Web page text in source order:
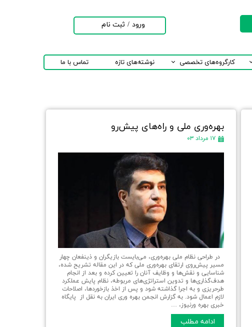
کارگروه‌های تخصصی نوشته‌های تازه تماس با ما
ورود / ثبت نام
تغییر گذر واژه
کاربری
بهره‌وری ملی و راه‌های پیش‌رو
۱۷ مرداد ۰۳
در طراحی نظام ملی بهره‌وری، می‌بایست بازیگران و ذینفعان چهار
مسیر پیش‌روی ارتقای بهره‌وری ملی که در این مقاله تشریح شده،
شناسایی و نقش‌ها و وظایف آنان را تعیین کرده و بعد از انجام
هدف‌گذاری‌ها و تدوین استراتژی‌های مربوطه، نظام پایش عملکرد
طرحریزی و به اجرا گذاشته شود و پس از اخذ بازخوردها، اصلاحات
لازم اعمال شود. به گزارش انجمن بهره وری ایران به نقل از پایگاه
خبری بهره ورنیوز، …
ادامه مطلب